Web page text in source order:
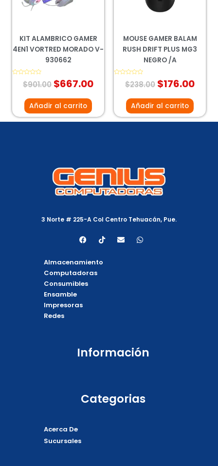
KIT ALAMBRICO GAMER
4EN1 VORTRED MORADO V-
930662
Valorado
$901.00 $667.00
Añadir al carrito
MOUSE GAMER BALAM
RUSH DRIFT PLUS MG3
NEGRO /A
Valorado
$238.00 $176.00
Añadir al carrito
3 Norte # 225-A Col Centro Tehuacán, Pue.
F
a
e
b
o
k
T
i
o
E
n
W
h
Almacenamiento
Computadoras
Consumibles
Ensamble
Impresoras
Redes
Información
Categorias
Acerca De
Sucursales